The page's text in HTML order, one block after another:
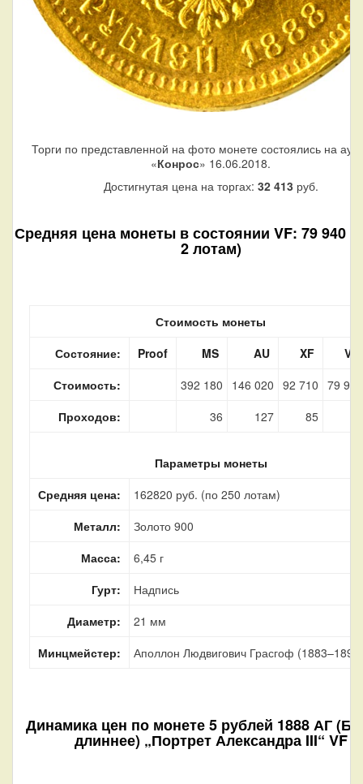
Торги по представленной на фото монете состоялись на
«Конрос» 16.06.2018.
Достигнутая цена на торгах: 32 413 руб.
Средняя цена монеты в состоянии VF: 79 940
2 лотам)
Стоимость монеты
Состояние:
Proof MS AU XF
VF
Стоимость:
392 180 146 020 92 710 79 940
Проходов:
36 127 85
Параметры монеты
Средняя цена:
162820 руб. (по 250 лотам)
Металл:
Золото 900
Масса:
6,45 г
Гурт:
Надпись
Диаметр:
21 мм
Минцмейстер:
Аполлон Людвигович Грасгоф (1883–1899)
Динамика цен по монете5 рублей 1888 АГ
длиннее) „Портрет Александра III“ VF